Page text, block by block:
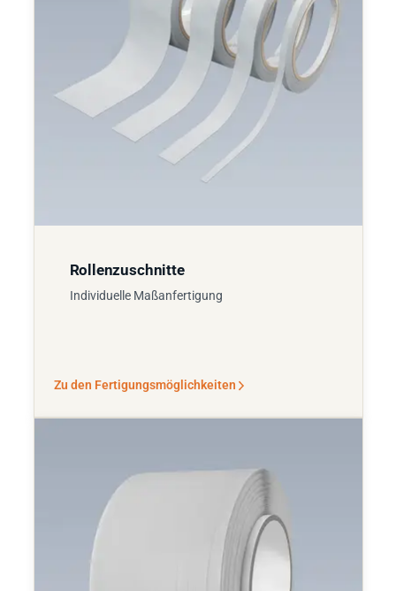
Rollenzuschnitte
Individuelle Maßanfertigung
Zu den Fertigungsmöglichkeiten